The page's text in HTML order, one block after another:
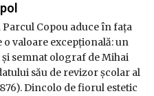
Copou aduce în fața
o valoare excepțională: un
semnat olograf de Mihai
său de revizor școlar al
Dincolo de fiorul estetic